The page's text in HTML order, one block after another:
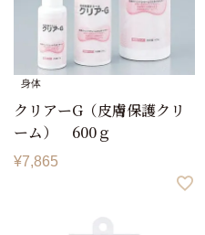
身体
クリアーG（皮膚保護クリ
ーム） 600ｇ
¥7,865